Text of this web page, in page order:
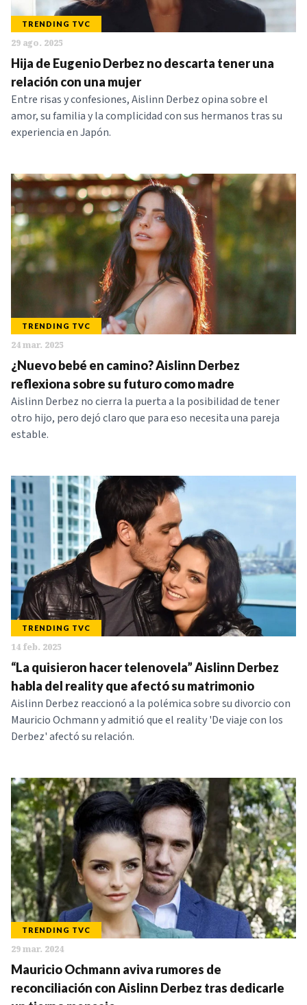
TRENDING TVC
29 ago. 2025
Hija de Eugenio Derbez no descarta tener una
relación con una mujer
Entre risas y confesiones, Aislinn Derbez opina sobre el
amor, su familia y la complicidad con sus hermanos tras su
experiencia en Japón.
TRENDING TVC
24 mar. 2025
¿Nuevo bebé en camino? Aislinn Derbez
reflexiona sobre su futuro como madre
Aislinn Derbez no cierra la puerta a la posibilidad de tener
otro hijo, pero dejó claro que para eso necesita una pareja
estable.
TRENDING TVC
14 feb. 2025
“La quisieron hacer telenovela” Aislinn Derbez
habla del reality que afectó su matrimonio
Aislinn Derbez reaccionó a la polémica sobre su divorcio con
Mauricio Ochmann y admitió que el reality 'De viaje con los
Derbez' afectó su relación.
TRENDING TVC
29 mar. 2024
Mauricio Ochmann aviva rumores de
reconciliación con Aislinn Derbez tras dedicarle